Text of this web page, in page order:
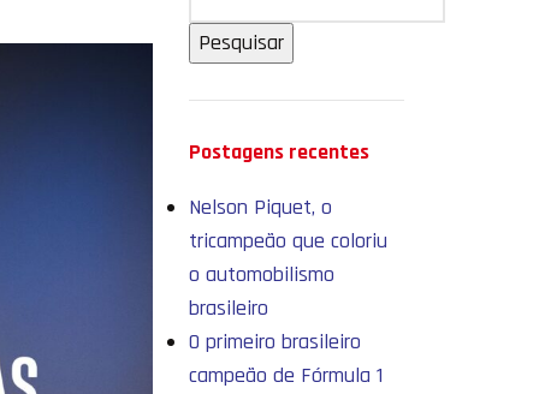
Pesquisar
Postagens recentes
Nelson Piquet, o
tricampeão que coloriu
o automobilismo
brasileiro
O primeiro brasileiro
campeão de Fórmula 1